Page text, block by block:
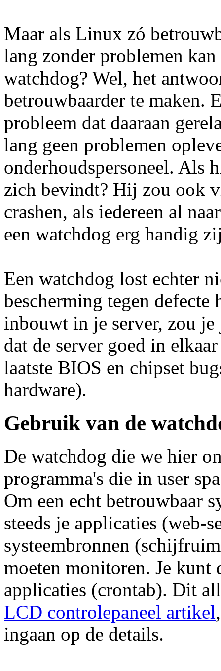
Maar als Linux zó
lang zonder problemen
watchdog? Wel, het
betrouwbaarder te maken.
probleem dat daaraan
lang geen problemen
onderhoudspersoneel. Als
zich bevindt? Hij zou ook
crashen, als iedereen al
een watchdog erg handig
Een watchdog lost echter
bescherming tegen defecte
inbouwt in je server, zou je
dat de server goed in
laatste BIOS en chipset
hardware).
Gebruik van de
De watchdog die we hier
programma's die in user
Om een echt betrouwbaar
steeds je applicaties (web-
systeembronnen
moeten monitoren. Je kunt
applicaties (crontab). Dit
LCD controlepaneel artikel
ingaan op de details.